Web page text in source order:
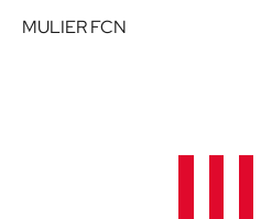
MULIER FCN